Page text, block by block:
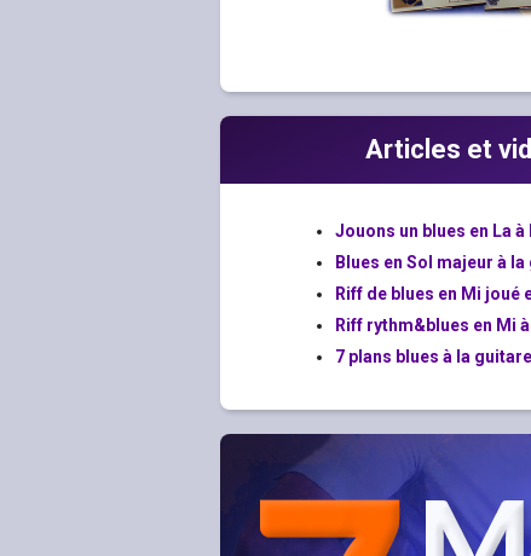
Articles et
Jouons un blues en La
Blues en Sol majeur à
Riff de blues en Mi joué
Riff rythm&blues en Mi
7 plans blues à la